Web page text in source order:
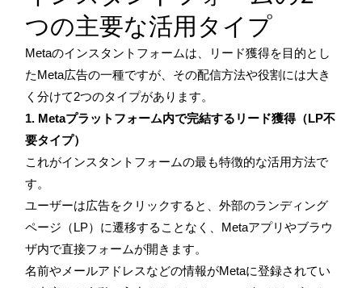
つの主要な活用タイプ
Metaのインスタントフォームは、リード獲得を目的とし
たMeta広告の一種ですが、その配信方法や役割には大き
く分けて2つのタイプがあります。
1. Metaプラットフォーム内で完結するリード獲得（LP不
要タイプ）
これがインスタントフォームの最も特徴的な活用方法で
す。
ユーザーは広告をクリックすると、外部のランディング
ページ（LP）に遷移することなく、Metaアプリやブラウ
ザ内で直接フォームが開きます。
名前やメールアドレスなどの情報がMetaに登録されてい